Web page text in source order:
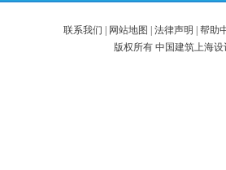
联系我们 网站地图 法律声明
帮助
版权所有 中国建筑上海设